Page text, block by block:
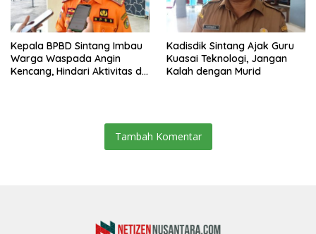
Kepala BPBD Sintang Imbau
Warga Waspada Angin
Kencang, Hindari Aktivitas di
Kadisdik Sintang Ajak Guru
Kuasai Teknologi, Jangan
Kalah dengan Murid
Tambah Komentar